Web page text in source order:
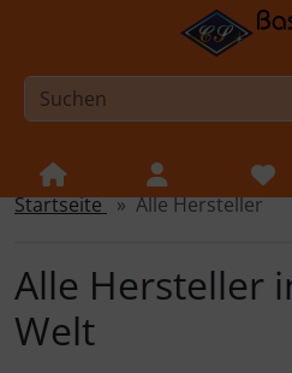
Sprungnavigation
Springe zur Navigation
Springe zum Login-Button
Springe zum Button für
Startseite Alle Hersteller
Alle Hersteller
Welt